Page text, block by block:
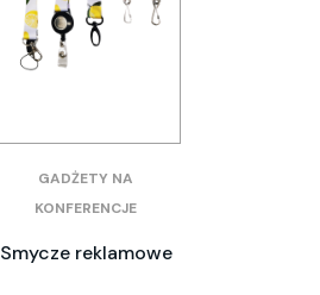
GADŻETY NA
KONFERENCJE
Smycze reklamowe